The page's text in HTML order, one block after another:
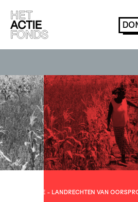
FEMINISME - LAND­RECHTEN VAN